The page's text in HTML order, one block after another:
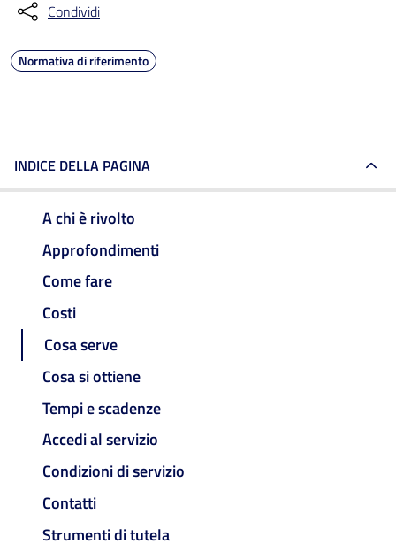
Condividi
Normativa di riferimento
INDICE DELLA PAGINA
A chi è rivolto
Approfondimenti
Come fare
Costi
Cosa serve
Cosa si ottiene
Tempi e scadenze
Accedi al servizio
Condizioni di servizio
Contatti
Strumenti di tutela